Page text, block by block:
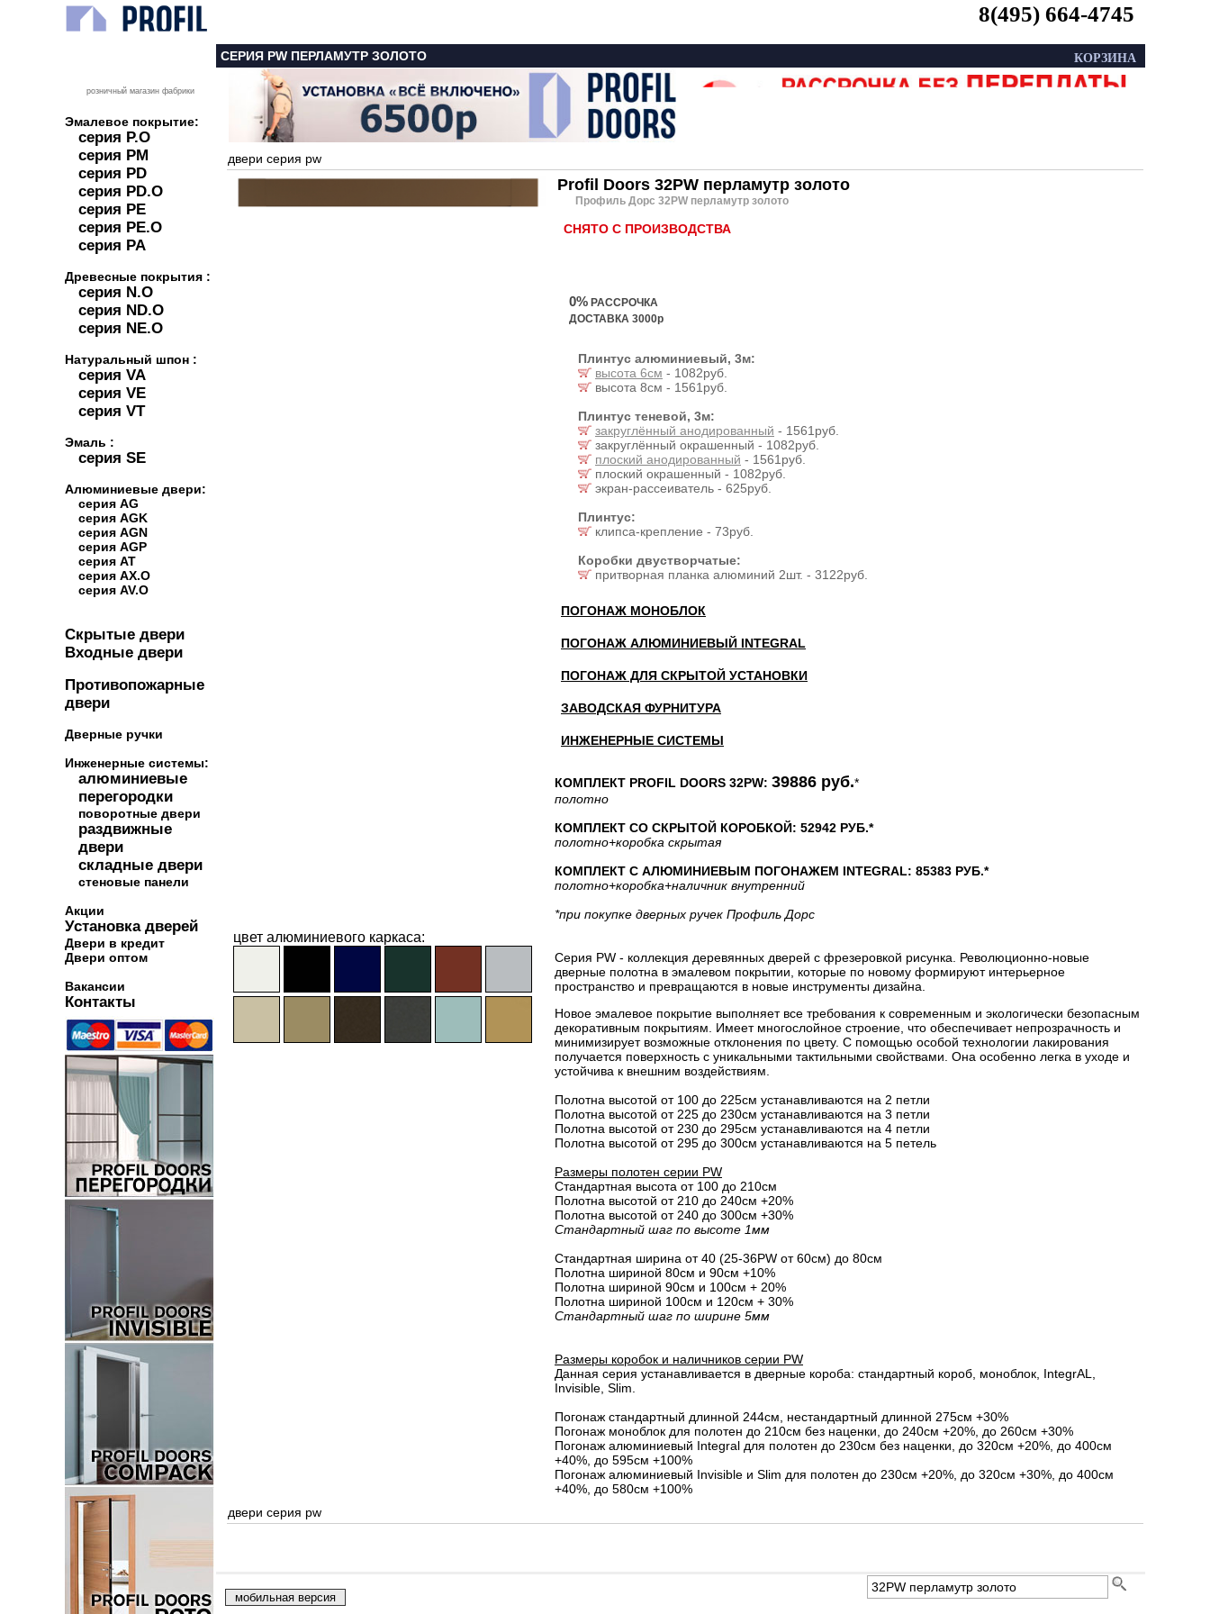
розничный магазин фабрики
Эмалевое покрытие:
серия P.O
серия PM
серия PD
серия PD.O
серия PE
серия PE.O
серия PA
Древесные покрытия :
серия N.O
серия ND.O
серия NE.O
Натуральный шпон :
серия VA
серия VE
серия VT
Эмаль :
серия SE
Алюминиевые двери:
серия AG
серия AGK
серия AGN
серия AGP
серия AT
серия AX.O
серия AV.O
Скрытые двери
Входные двери
Противопожарные
двери
Дверные ручки
Инженерные системы:
алюминиевые
перегородки
поворотные двери
раздвижные
двери
складные двери
стеновые панели
Акции
Установка дверей
Двери в кредит
Двери оптом
Вакансии
Контакты
8(495) 664-4745
КОРЗИНА
СЕРИЯ PW ПЕРЛАМУТР ЗОЛОТО
двери серия pw
цвет алюминиевого каркаса:
Profil Doors 32PW перламутр золото
Профиль Дорс 32PW перламутр золото
СНЯТО С ПРОИЗВОДСТВА
0% РАССРОЧКА
ДОСТАВКА 3000р
Плинтус алюминиевый, 3м:
высота 6см - 1082руб.
высота 8см - 1561руб.
Плинтус теневой, 3м:
закруглённый анодированный - 1561руб.
закруглённый окрашенный - 1082руб.
плоский анодированный - 1561руб.
плоский окрашенный - 1082руб.
экран-рассеиватель - 625руб.
Плинтус:
клипса-крепление - 73руб.
Коробки двустворчатые:
притворная планка алюминий 2шт. - 3122руб.
ПОГОНАЖ МОНОБЛОК
ПОГОНАЖ АЛЮМИНИЕВЫЙ INTEGRAL
ПОГОНАЖ ДЛЯ СКРЫТОЙ УСТАНОВКИ
ЗАВОДСКАЯ ФУРНИТУРА
ИНЖЕНЕРНЫЕ СИСТЕМЫ
КОМПЛЕКТ PROFIL DOORS 32PW: 39886 руб.*
полотно
КОМПЛЕКТ СО СКРЫТОЙ КОРОБКОЙ: 52942 РУБ.*
полотно+коробка скрытая
КОМПЛЕКТ С АЛЮМИНИЕВЫМ ПОГОНАЖЕМ INTEGRAL: 85383 РУБ.*
полотно+коробка+наличник внутренний
*при покупке дверных ручек Профиль Дорс
Серия PW - коллекция деревянных дверей с фрезеровкой рисунка. Революционно-новые
дверные полотна в эмалевом покрытии, которые по новому формируют интерьерное
пространство и превращаются в новые инструменты дизайна.
Новое эмалевое покрытие выполняет все требования к современным и экологически безопасным
декоративным покрытиям. Имеет многослойное строение, что обеспечивает непрозрачность и
минимизирует возможные отклонения по цвету. С помощью особой технологии лакирования
получается поверхность с уникальными тактильными свойствами. Она особенно легка в уходе и
устойчива к внешним воздействиям.
Полотна высотой от 100 до 225см устанавливаются на 2 петли
Полотна высотой от 225 до 230см устанавливаются на 3 петли
Полотна высотой от 230 до 295см устанавливаются на 4 петли
Полотна высотой от 295 до 300см устанавливаются на 5 петель
Размеры полотен серии PW
Стандартная высота от 100 до 210см
Полотна высотой от 210 до 240см +20%
Полотна высотой от 240 до 300см +30%
Стандартный шаг по высоте 1мм
Стандартная ширина от 40 (25-36PW от 60см) до 80см
Полотна шириной 80cм и 90cм +10%
Полотна шириной 90см и 100см + 20%
Полотна шириной 100см и 120см + 30%
Стандартный шаг по ширине 5мм
Размеры коробок и наличников серии PW
Данная серия устанавливается в дверные короба: стандартный короб, моноблок, IntegrAL,
Invisible, Slim.
Погонаж стандартный длинной 244см, нестандартный длинной 275см +30%
Погонаж моноблок для полотен до 210см без наценки, до 240см +20%, до 260см +30%
Погонаж алюминиевый Integral для полотен до 230см без наценки, до 320см +20%, до 400см
+40%, до 595см +100%
Погонаж алюминиевый Invisible и Slim для полотен до 230см +20%, до 320см +30%, до 400см
+40%, до 580см +100%
двери серия pw